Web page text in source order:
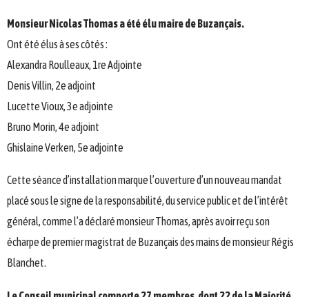
Monsieur Nicolas Thomas a été élu maire de Buzançais.
Ont été élus à ses côtés :
Alexandra Roulleaux, 1re Adjointe
Denis Villin, 2e adjoint
Lucette Vioux, 3e adjointe
Bruno Morin, 4e adjoint
Ghislaine Verken, 5e adjointe
Cette séance d’installation marque l’ouverture d’un nouveau mandat
placé sous le signe de la responsabilité, du service public et de l’intérêt
général, comme l’a déclaré monsieur Thomas, après avoir reçu son
écharpe de premier magistrat de Buzançais des mains de monsieur Régis
Blanchet.